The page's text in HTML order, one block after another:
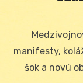
manifesty,
šok a novú